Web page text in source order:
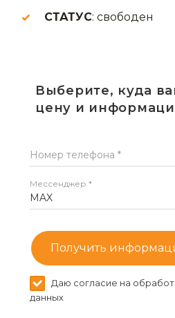
СТАТУС: свободен
Выберите, куда
цену и
Номер телефона *
Мессенджер *
MAX
Получить
Даю согласие на
данных